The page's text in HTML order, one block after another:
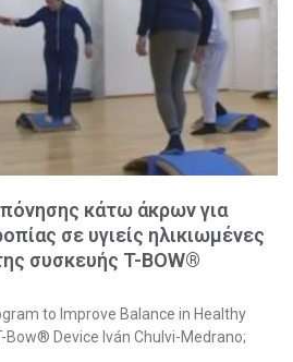
κάτω άκρων για
σε υγιείς ηλικιωμένες
συσκευής T-BOW®
to Improve Balance in Healthy
Bow® Device Iván Chulvi-Medrano;